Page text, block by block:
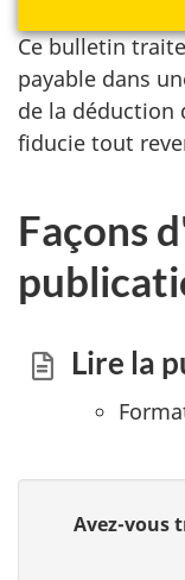
Ce bulletin
payable dans
de la déduction
fiducie tout
Façons
Lire la
Avez-vous